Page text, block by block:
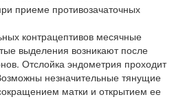
приеме противозачаточных
контрацептивов месячные
выделения возникают после
Отслойка эндометрия проходит
незначительные тянущие
матки и открытием ее